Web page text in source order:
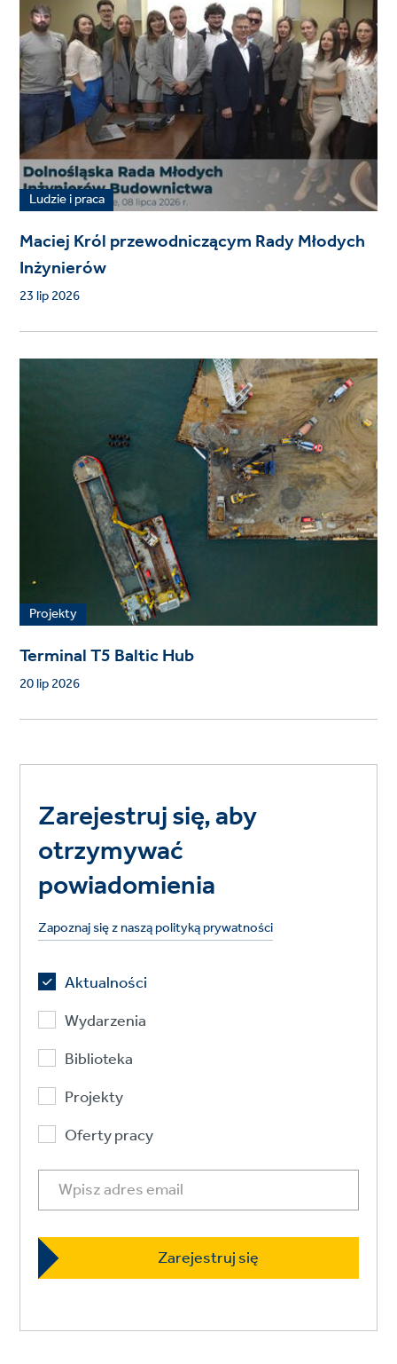
Ludzie i praca
Maciej Król przewodniczącym Rady Młodych
Inżynierów
23 lip 2026
Projekty
Terminal T5 Baltic Hub
20 lip 2026
Zarejestruj się, aby
otrzymywać
powiadomienia
Zapoznaj się z naszą polityką prywatności
Aktualności
Wydarzenia
Biblioteka
Projekty
Oferty pracy